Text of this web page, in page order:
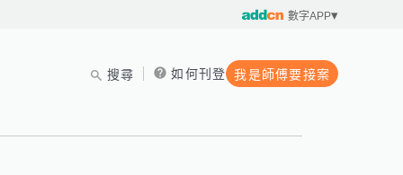
數字APP
搜尋 如何刊登 我是師傅要接案